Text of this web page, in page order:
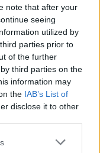
note that after your
seeing
utilized by
parties prior to
of the further
third parties on the
information may
the IAB’s List of
disclose it to other
or more Google
sírt
hanem
értékes, ha